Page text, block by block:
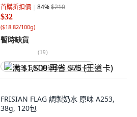
首購折扣價 84%$210
$32
($18.82/100g)
暫時缺貨
(19)
满 $1,500 再省 $75 (王道卡)
FRISIAN FLAG 調製奶水 原味 A253,
38g, 120包